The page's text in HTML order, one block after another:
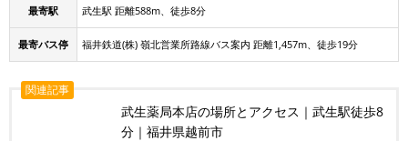
最寄駅 武生駅 距離588m、徒歩8分
最寄バス停 福井鉄道(株) 嶺北営業所路線バス案内 距離1,457m、徒歩19分
関連記事
武生薬局本店の場所とアクセス｜武生駅徒歩8
分｜福井県越前市